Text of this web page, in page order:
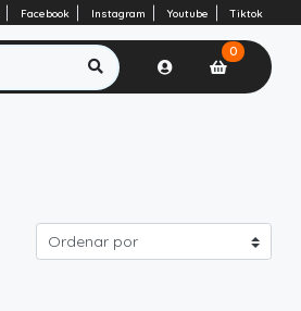
Facebook Instagram Youtube Tiktok
0